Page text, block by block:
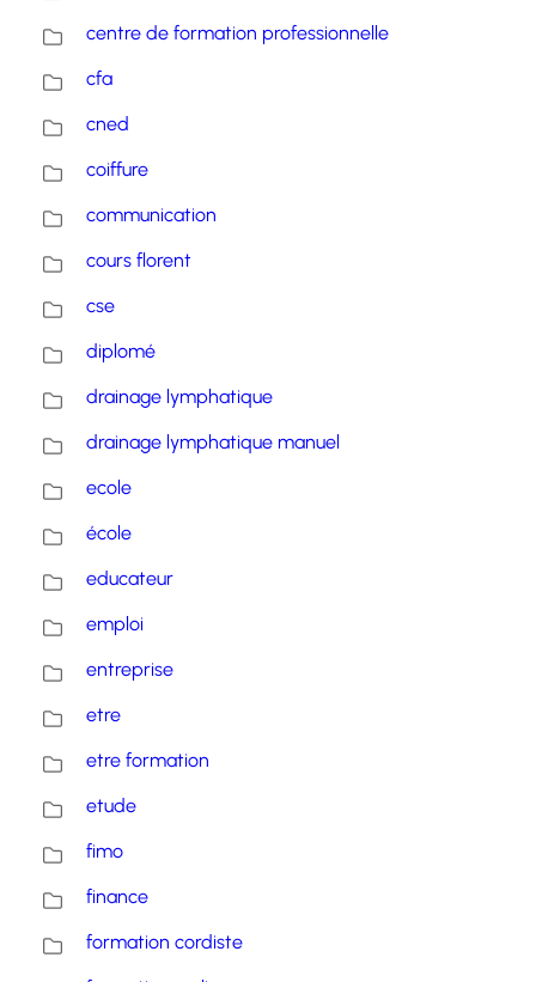
centre de formation professionnelle
cfa
cned
coiffure
communication
cours florent
cse
diplomé
drainage lymphatique
drainage lymphatique manuel
ecole
école
educateur
emploi
entreprise
etre
etre formation
etude
fimo
finance
formation cordiste